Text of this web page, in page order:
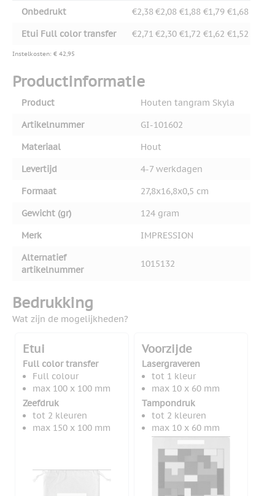
Onbedrukt €2,38 €2,08 €1,88 €1,79 €1,68
Etui Full color transfer
€2,71 €2,30 €1,72 €1,62 €1,52
Instelkosten: € 42,95
Productinformatie
Product
Houten tangram Skyla
Artikelnummer
GI-101602
Materiaal
Hout
Levertijd
4-7 werkdagen
Formaat
27,8x16,8x0,5 cm
Gewicht (gr)
124 gram
Merk
IMPRESSION
Alternatief
artikelnummer
1015132
Bedrukking
Wat zijn de mogelijkheden?
Etui
Full color transfer
Full colour
max 100 x 100 mm
Zeefdruk
tot 2 kleuren
max 150 x 100 mm
Voorzijde
Lasergraveren
tot 1 kleur
max 10 x 60 mm
Tampondruk
tot 2 kleuren
max 10 x 60 mm